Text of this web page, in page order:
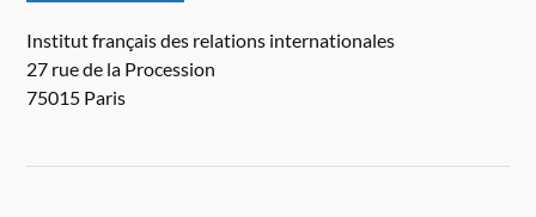
Institut français des relations internationales
27 rue de la Procession
75015 Paris